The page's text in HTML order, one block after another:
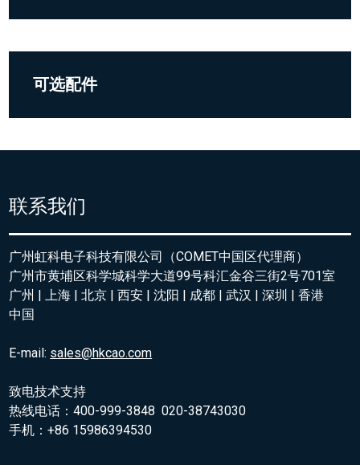
可选配件
联系我们
广州虹科电子科技有限公司（COMET中国区代理商）
广州市黄埔区科学城科学大道99号科汇金谷三街2号701室
广州 | 上海 | 北京 | 西安 | 沈阳 | 成都 | 武汉 | 深圳 | 香港
中国
E-mail: sales@hkcao.com
致电技术支持
热线电话：400-999-3848 020-38743030
手机：+86 15986394530